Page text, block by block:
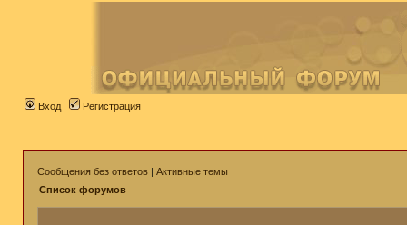
Вход Регистрация
Сообщения без ответов | Активные темы
Список форумов